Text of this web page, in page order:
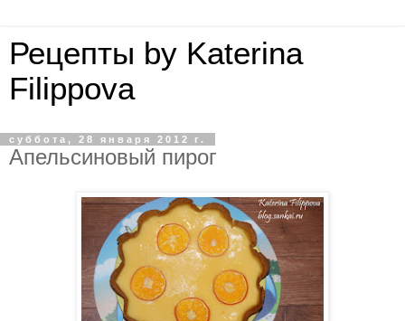
Рецепты by Katerina
Filippova
суббота, 28 января 2012 г.
Апельсиновый пирог